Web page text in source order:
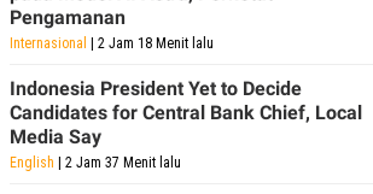
Pengamanan
Internasional | 2 Jam 18 Menit lalu
Indonesia President Yet to Decide
Candidates for Central Bank Chief, Local
Media Say
English | 2 Jam 37 Menit lalu